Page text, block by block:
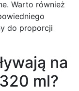
Warto również
do proporcji
na
ml?